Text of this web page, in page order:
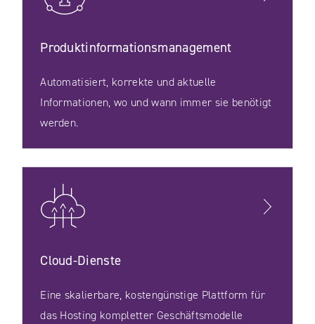
Produkt​informations​management
Automatisiert, korrekte und aktuelle
Informationen, wo und wann immer sie benötigt
werden.
Cloud-Dienste
Eine skalierbare, kostengünstige Plattform für
das Hosting kompletter Geschäftsmodelle